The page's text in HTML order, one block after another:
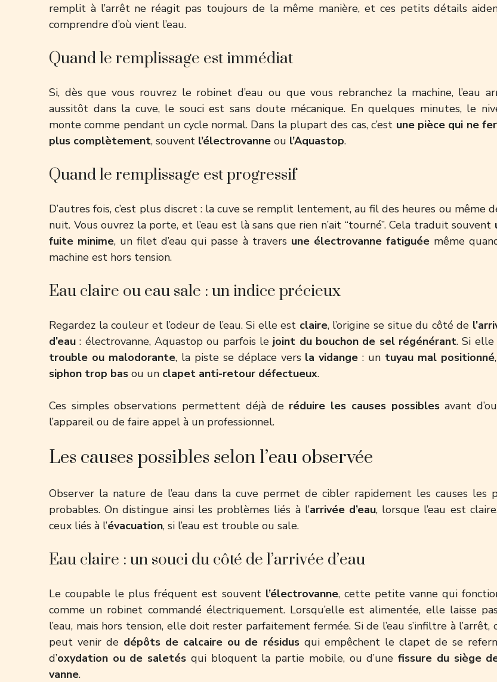
remplit à l’arrêt ne réagit pas toujours de la même manière, et ces petits détails
comprendre d’où vient l’eau.
Quand le remplissage est immédiat
Si, dès que vous rouvrez le robinet d’eau ou que vous rebranchez la machine, l’eau
aussitôt dans la cuve, le souci est sans doute mécanique. En quelques minutes, le
monte comme pendant un cycle normal. Dans la plupart des cas, c’est une pièce qui ne
plus complètement, souvent l’électrovanne ou l’Aquastop.
Quand le remplissage est progressif
D’autres fois, c’est plus discret : la cuve se remplit lentement, au fil des heures ou même
nuit. Vous ouvrez la porte, et l’eau est là sans que rien n’ait “tourné”. Cela traduit souvent
fuite minime, un filet d’eau qui passe à travers une électrovanne fatiguéemême
machine est hors tension.
Eau claire ou eau sale : un indice précieux
Regardez la couleur et l’odeur de l’eau. Si elle est claire, l’origine se situe du côté de
d’eau : électrovanne, Aquastop ou parfois le joint du bouchon de sel régénérant. Si
trouble ou malodorante, la piste se déplace vers la vidange : un tuyau mal positionné
siphon trop bas ou un clapet anti-retour défectueux.
Ces simples observations permettent déjà de réduire les causes possiblesavant
l’appareil ou de faire appel à un professionnel.
Les causes possibles selon l’eau observée
Observer la nature de l’eau dans la cuve permet de cibler rapidement les causes les
probables. On distingue ainsi les problèmes liés à l’arrivée d’eau, lorsque l’eau est
ceux liés à l’évacuation, si l’eau est trouble ou sale.
Eau claire : un souci du côté de l’arrivée d’eau
Le coupable le plus fréquent est souvent l’électrovanne, cette petite vanne qui
comme un robinet commandé électriquement. Lorsqu’elle est alimentée, elle laisse
l’eau, mais hors tension, elle doit rester parfaitement fermée. Si de l’eau s’infiltre à l’arrêt,
peut venir de dépôts de calcaire ou de résidusqui empêchent le clapet de se
d’oxydation ou de saletés qui bloquent la partie mobile, ou d’unefissure du siège
vanne.